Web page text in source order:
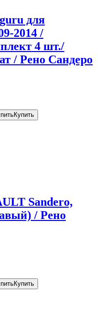
для
2014 /
4 шт./
/ Рено Сандеро
Купить
Sandero,
/ Рено
Купить